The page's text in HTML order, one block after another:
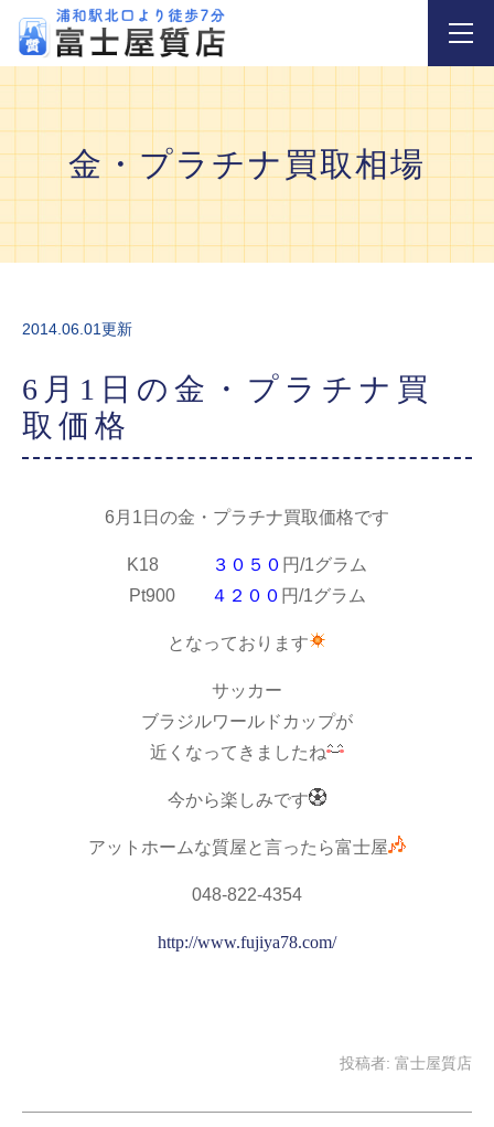
金・プラチナ買取相場
2014.06.01更新
6月1日の金・プラチナ買
取価格
6月1日の金・プラチナ買取価格です
K18 ３０５０ 円/1グラム
Pt900
４２００ 円/1グラム
となっております
サッカー
ブラジルワールドカップが
近くなってきましたね
今から楽しみです
アットホームな質屋と言ったら富士屋
048-822-4354
http://www.fujiya78.com/
投稿者: 富士屋質店